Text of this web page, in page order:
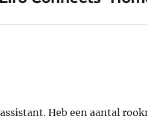
Heb een aantal